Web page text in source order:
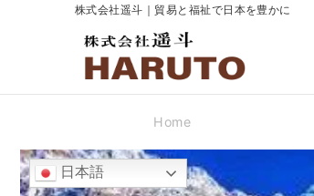
株式会社遥斗｜貿易と福祉で日本を豊かに
Home
日本語